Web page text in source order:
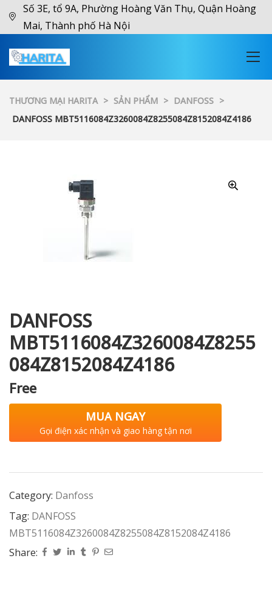
Số 3E, tổ 9A, Phường Hoàng Văn Thụ, Quận Hoàng
Mai, Thành phố Hà Nội
THƯƠNG MẠI HARITA > SẢN PHẨM > DANFOSS >
DANFOSS MBT5116084Z3260084Z8255084Z8152084Z4186
DANFOSS
MBT5116084Z3260084Z8255
084Z8152084Z4186
Free
MUA NGAY
Gọi điện xác nhận và giao hàng tận nơi
Category: Danfoss
Tag: DANFOSS
MBT5116084Z3260084Z8255084Z8152084Z4186
Share: